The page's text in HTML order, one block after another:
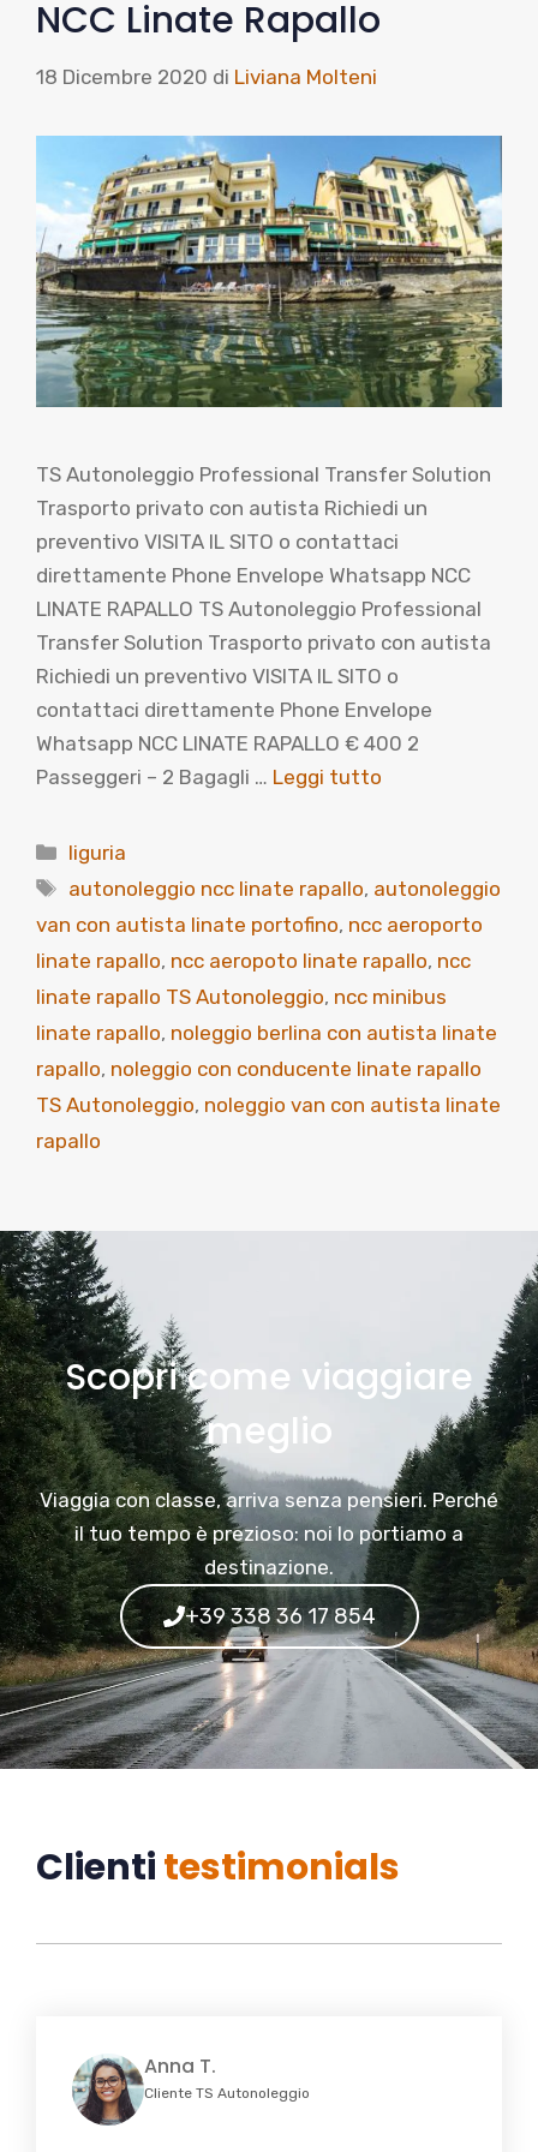
NCC Linate Rapallo
18 Dicembre 2020 di Liviana Molteni
TS Autonoleggio Professional Transfer Solution
Trasporto privato con autista Richiedi un
preventivo VISITA IL SITO o contattaci
direttamente Phone Envelope Whatsapp NCC
LINATE RAPALLO TS Autonoleggio Professional
Transfer Solution Trasporto privato con autista
Richiedi un preventivo VISITA IL SITO o
contattaci direttamente Phone Envelope
Whatsapp NCC LINATE RAPALLO € 400 2
Passeggeri – 2 Bagagli … Leggi tutto
Categorie
liguria
Tag
autonoleggio ncc linate rapallo, autonoleggio
van con autista linate portofino, ncc aeroporto
linate rapallo, ncc aeropoto linate rapallo, ncc
linate rapallo TS Autonoleggio, ncc minibus
linate rapallo, noleggio berlina con autista linate
rapallo, noleggio con conducente linate rapallo
TS Autonoleggio, noleggio van con autista linate
rapallo
Scopri come viaggiare
meglio
Viaggia con classe, arriva senza pensieri. Perché
il tuo tempo è prezioso: noi lo portiamo a
destinazione.
+39 338 36 17 854
Clientitestimonials
Anna T.
Cliente TS Autonoleggio